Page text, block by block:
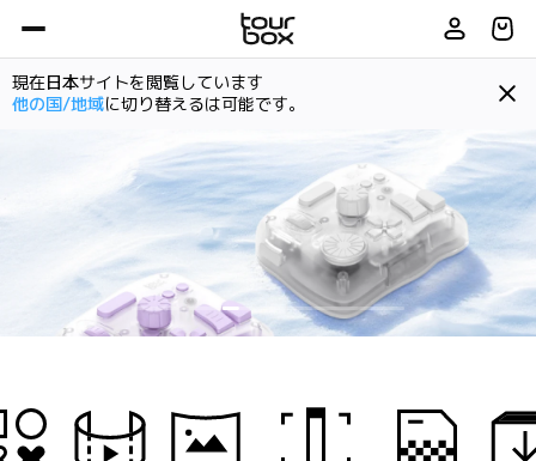
現在日本サイトを閲覧しています
他の国/地域に切り替えるは可能です。
6